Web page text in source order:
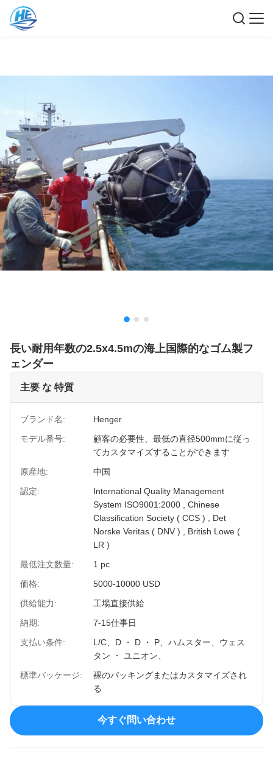
長い耐用年数の2.5x4.5mの海上国際的なゴム製フ
ェンダー
主要 な 特質
ブランド名:
Henger
モデル番号:
顧客の必要性、最低の直径500mmに従っ
てカスタマイズすることができます
原産地:
中国
認定:
International Quality Management
System ISO9001:2000 , Chinese
Classification Society ( CCS ) , Det
Norske Veritas ( DNV ) , British Lowe (
LR )
最低注文数量:
1 pc
価格:
5000-10000 USD
供給能力:
工場直接供給
納期:
7-15仕事日
支払い条件:
L/C、D ・ D ・ P、ハムスター、ウェス
タン ・ ユニオン、
標準パッケージ:
裸のパッキングまたはカスタマイズされ
る
今すぐ問い合わせ